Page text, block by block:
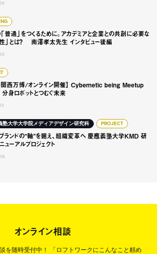
普通」をつくるために。アカデミアと企業との共創に必要な
」とは？ 南澤孝太先生 インタビュー後編
つくるために。アカデミアと企業との
関西万博/オンライン開催】 Cybernetic being Meetup
身ロボットとつむぐ未来
ンライン開催】 Cybernetic being
塾大学大学院メディアデザイン研究科 PROJECT
ランドの“軸”を据え、組織変革へ 慶應義塾大学KMD 研
ューアルプロジェクト
軸”を据え、組織変革へ 慶應義塾大学
オンライン相談
を随時受付中！
「ロフトワークにこんなこと頼め